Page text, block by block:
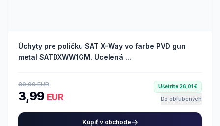
Úchyty pre poličku SAT X-Way vo farbe PVD gun
metal SATDXWW1GM. Ucelená ...
30,00 EUR
3,99 EUR
Ušetríte 26,01 €
Do obľúbených
Kúpiť v obchode